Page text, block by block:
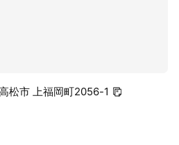
松市 上福岡町2056-1